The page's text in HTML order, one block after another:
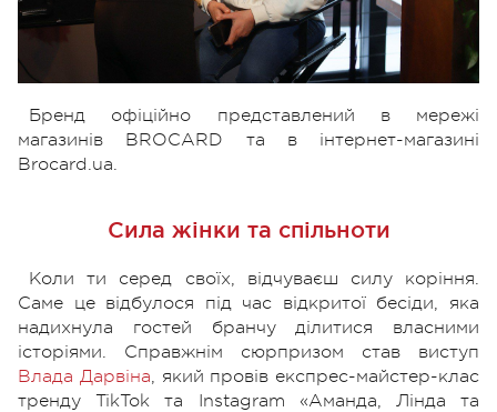
Бренд офіційно представлений в мережі
магазинів BROCARD та в інтернет-магазині
Brocard.ua.
Сила жінки та спільноти
Коли ти серед своїх, відчуваєш силу коріння.
Саме це відбулося під час відкритої бесіди, яка
надихнула гостей бранчу ділитися власними
історіями. Справжнім сюрпризом став виступ
Влада Дарвіна, який провів експрес-майстер-клас
тренду TikTok та Instagram «Аманда, Лінда та